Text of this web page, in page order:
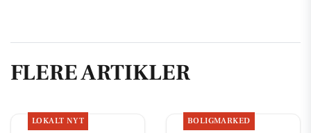
FLERE ARTIKLER
LOKALT NYT BOLIGMARKED